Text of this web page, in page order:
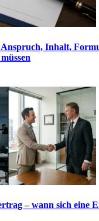
Anspruch, Inhalt,
– wann sich eine